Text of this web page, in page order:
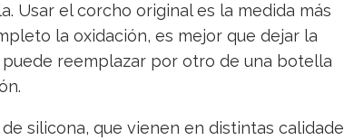
Usar el corcho original es la medida más
la oxidación, es mejor que dejar la
reemplazar por otro de una botella
silicona, que vienen en distintas